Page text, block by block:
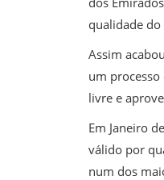
qualidade
Assim
um
livre e
Em Janeiro
válido por
num dos